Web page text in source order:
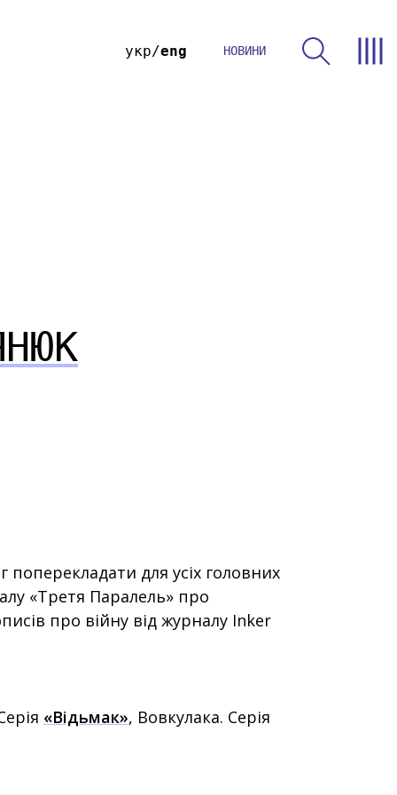
укр eng НОВИНИ
для усіх головних
«Третя Паралель» про
про війну від журналу Inker
«Відьмак», Вовкулака. Серія